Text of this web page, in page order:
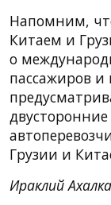
Напомним,
Китаем и
о
пассажиров и
Грузии и
Ираклий